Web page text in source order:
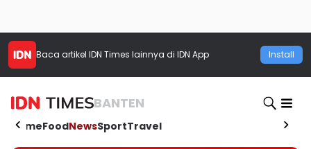
Baca artikel IDN Times lainnya di IDN App Install
BANTEN
HomeFoodNewsSportTravel